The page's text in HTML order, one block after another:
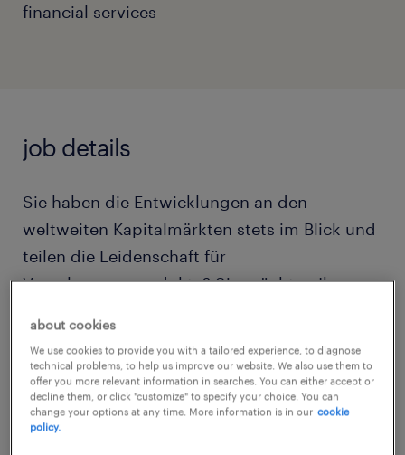
financial services
job details
Sie haben die Entwicklungen an den
weltweiten Kapitalmärkten stets im Blick und
teilen die Leidenschaft für
Veranlagungsprodukte? Sie möchten Ihr
um Fondsprodukte strategisch zu begleiten
und den Vertrieb auf das nächste Level zu
heben?
about cookies
We use cookies to provide you with a tailored experience, to diagnose
technical problems, to help us improve our website. We also use them to
offer you more relevant information in searches. You can either accept or
decline them, or click "customize" to specify your choice. You can
change your options at any time. More information is in our cookie
policy.